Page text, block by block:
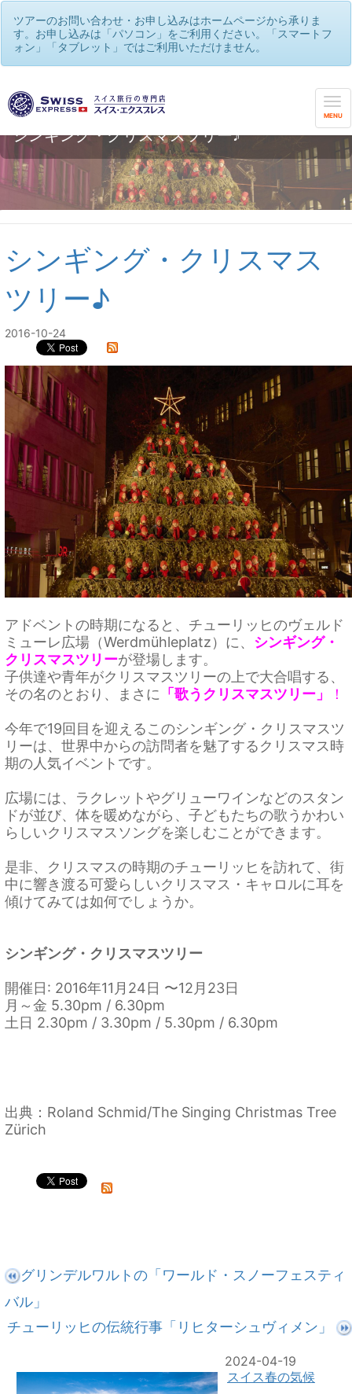
ツアーのお問い合わせ・お申し込みはホームページから承りま
す。お申し込みは「パソコン」をご利用ください。「スマートフ
ォン」「タブレット」ではご利用いただけません。
MENU
シンギング・クリスマスツリー♪
シンギング・クリスマス
ツリー♪
2016-10-24
アドベントの時期になると、チューリッヒのヴェルド
ミューレ広場（Werdmühleplatz）に、 シンギング・
クリスマスツリーが登場します。
子供達や青年がクリスマスツリーの上で大合唱する、
その名のとおり、まさに 「歌うクリスマスツリー」 ！
今年で19回目を迎えるこのシンギング・クリスマスツ
リーは、世界中からの訪問者を魅了するクリスマス時
期の人気イベントです。
広場には、ラクレットやグリューワインなどのスタン
ドが並び、体を暖めながら、子どもたちの歌うかわい
らしいクリスマスソングを楽しむことができます。
是非、クリスマスの時期のチューリッヒを訪れて、街
中に響き渡る可愛らしいクリスマス・キャロルに耳を
傾けてみては如何でしょうか。
シンギング・クリスマスツリー
開催日: 2016年11月24日 〜12月23日
月～金 5.30pm / 6.30pm
土日 2.30pm / 3.30pm / 5.30pm / 6.30pm
出典：Roland Schmid/The Singing Christmas Tree
Zürich
グリンデルワルトの「ワールド・スノーフェスティ
バル」
チューリッヒの伝統行事「リヒターシュヴィメン」
2024-04-19
スイス春の気候